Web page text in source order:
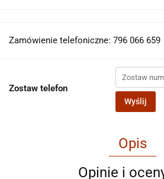
Zamówienie telefoniczne: 796 066 659
Zostaw telefon
Wyślij
Opis
Opinie i